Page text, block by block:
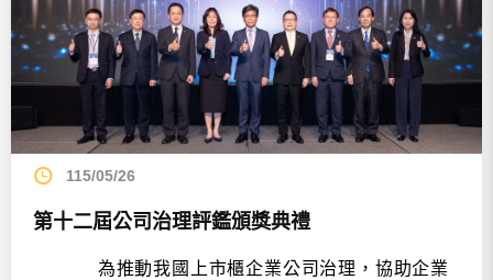
115/05/26
第十二屆公司治理評鑑頒獎典禮
為推動我國上市櫃企業公司治理，協助企業